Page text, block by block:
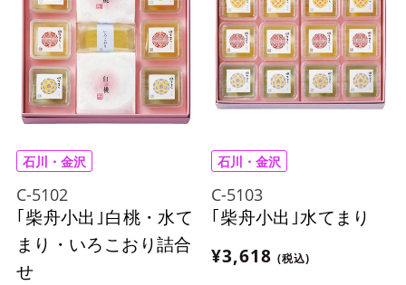
石川・金沢
C-5102
｢柴舟小出｣白桃・水て
まり・いろこおり詰合
せ
石川・金沢
C-5103
｢柴舟小出｣水てまり
¥3,618 (税込)